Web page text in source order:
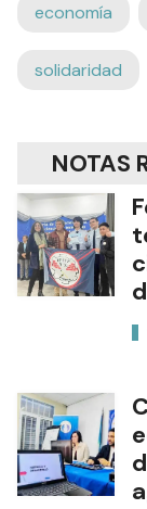
economía
solidaridad
NOTAS